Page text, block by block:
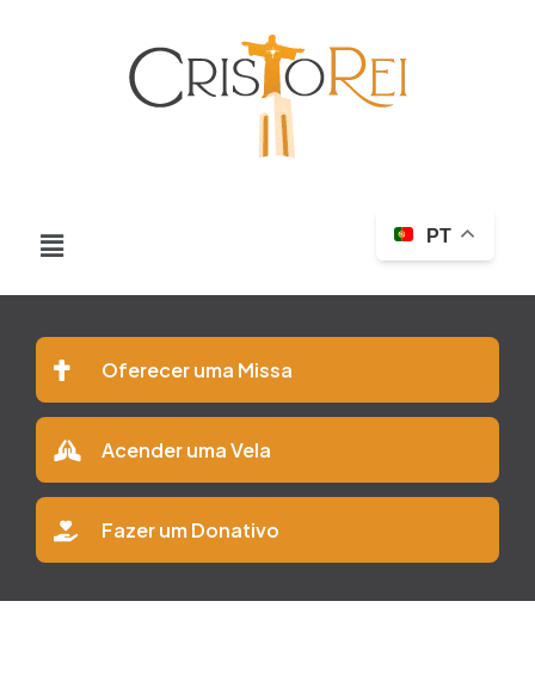
PT
Oferecer uma Missa
Acender uma Vela
Fazer um Donativo